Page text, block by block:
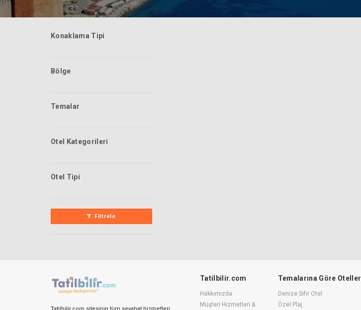
Konaklama Tipi
Bölge
Temalar
Otel Kategorileri
Otel Tipi
Filtrele
Tatilbilir.com
Hakkımızda
Müşteri Hizmetleri &
Temalarına Göre Oteller
Denize Sıfır Otel
Özel Plaj